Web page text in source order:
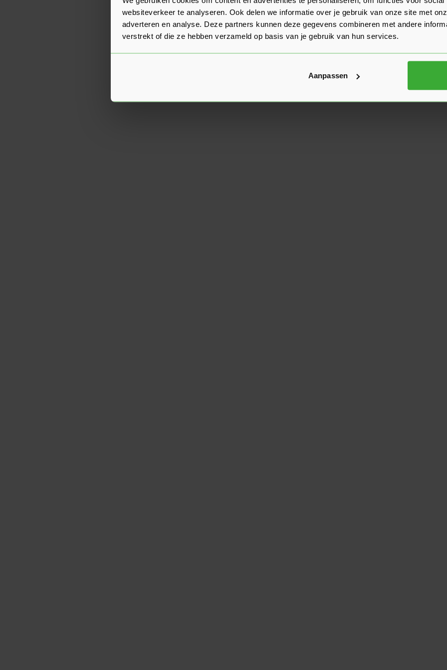
websiteverkeer te analyseren. Ook delen we informatie over je gebruik van onze site met
adverteren en analyse. Deze partners kunnen deze gegevens combineren met andere
verstrekt of die ze hebben verzameld op basis van je gebruik van hun services.
Aanpassen